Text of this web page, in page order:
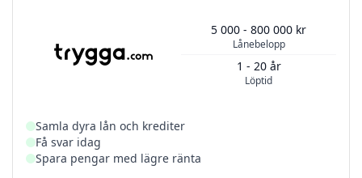
Lånebelopp
5 000 - 800 000 kr
Löptid
1 - 20 år
Samla dyra lån och krediter
Få svar idag
Spara pengar med lägre ränta